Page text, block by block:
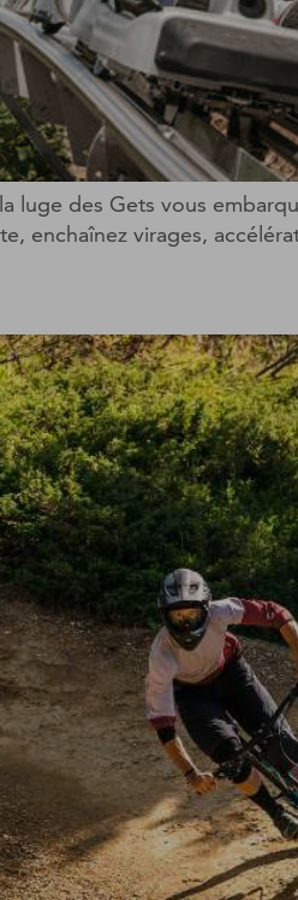
luge des Gets vous
virages,